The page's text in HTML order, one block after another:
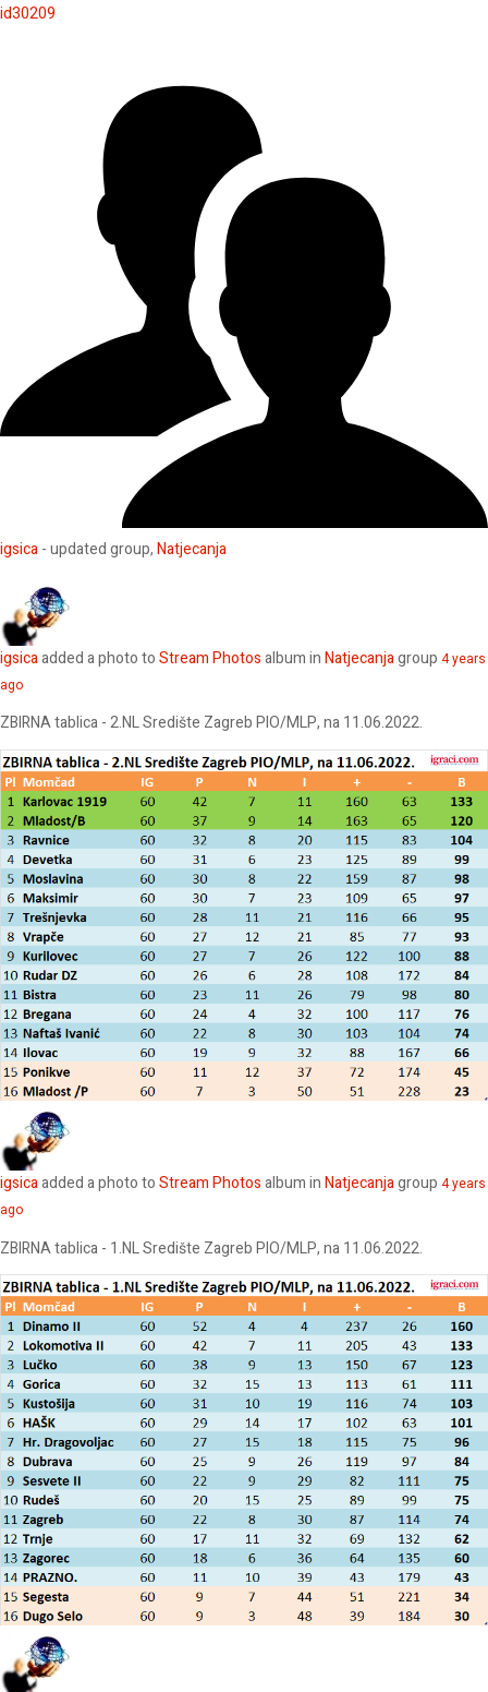
id30209
igsica- updated group,Natjecanja
igsicaadded a photo toStream Photosalbum inNatjecanjagroup 4 years
ago
ZBIRNA tablica - 2.NL Središte Zagreb PIO/MLP, na 11.06.2022.
igsicaadded a photo toStream Photosalbum inNatjecanjagroup 4 years
ago
ZBIRNA tablica - 1.NL Središte Zagreb PIO/MLP, na 11.06.2022.